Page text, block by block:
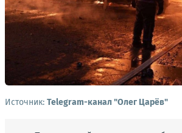
Источник: Telegram-канал "Олег Царёв"